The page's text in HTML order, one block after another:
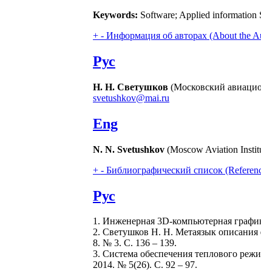
Keywords: Software; Applied information
+ - Информация об авторах (About the
Рус
Н. Н. Светушков (Московский
svetushkov@mai.ru
Eng
N. N. Svetushkov (Moscow Aviation
+ - Библиографический список
Рус
1. Инженерная 3D-компьютерная
2. Светушков Н. Н. Метаязык
8. № 3. C. 136 – 139.
3. Система обеспечения теплового
2014. № 5(26). C. 92 – 97.